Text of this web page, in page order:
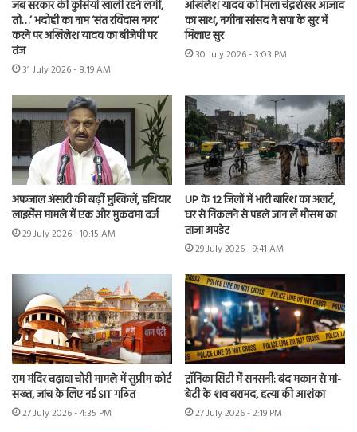
जब सरकार की कुर्सियां खाली रहने लगीं,
तो…’ भदोही का नाम ‘संत रविदास नगर’
करने पर अखिलेश यादव का बीजेपी पर
तंज
31 July 2026 - 8:19 AM
अखिलेश यादव को मिला चंद्रशेखर आजाद
का साथ, नगीना सांसद ने सपा के सुर में
मिलाए सुर
30 July 2026 - 3:03 PM
अफजाल अंसारी की बढ़ीं मुश्किलें, हथियार
लाइसेंस मामले में एक और मुकदमा दर्ज
29 July 2026 - 10:15 AM
UP के 12 जिलों में भारी बारिश का अलर्ट,
घर से निकलने से पहले जान लें मौसम का
ताजा अपडेट
29 July 2026 - 9:41 AM
राम मंदिर चढ़ावा चोरी मामले में सुप्रीम कोर्ट
सख्त, जांच के लिए नई SIT गठित
27 July 2026 - 4:35 PM
ट्रॉनिका सिटी में सनसनी: बंद मकान से मां-
बेटी के शव बरामद, हत्या की आशंका
27 July 2026 - 2:19 PM